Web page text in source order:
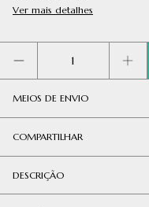
Ver mais detalhes
MEIOS DE ENVIO
COMPARTILHAR
DESCRIÇÃO